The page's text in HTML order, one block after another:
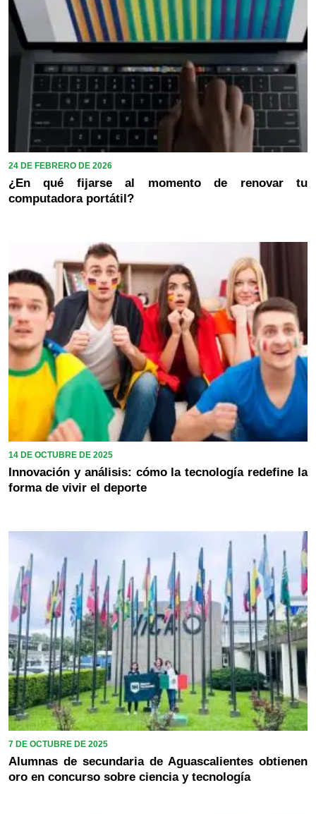
24 DE FEBRERO DE 2026
¿En qué fijarse al momento de renovar tu
computadora portátil?
14 DE OCTUBRE DE 2025
Innovación y análisis: cómo la tecnología redefine la
forma de vivir el deporte
7 DE OCTUBRE DE 2025
Alumnas de secundaria de Aguascalientes obtienen
oro en concurso sobre ciencia y tecnología